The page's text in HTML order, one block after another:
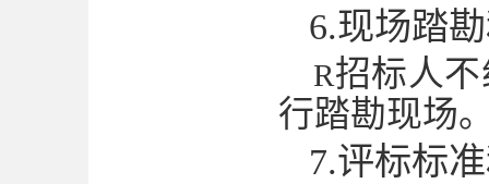
6.现场踏
R招标人
行踏勘现场
7.评标标